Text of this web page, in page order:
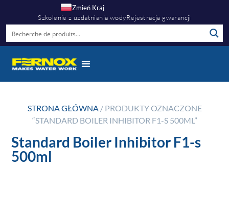
Zmień Kraj
Szkolenie z uzdatniania wodyRejestracja gwarancji
STRONA GŁÓWNA/ PRODUKTY OZNACZONE
“STANDARD BOILER INHIBITOR F1-S 500ML”
Standard Boiler Inhibitor F1-s
500ml